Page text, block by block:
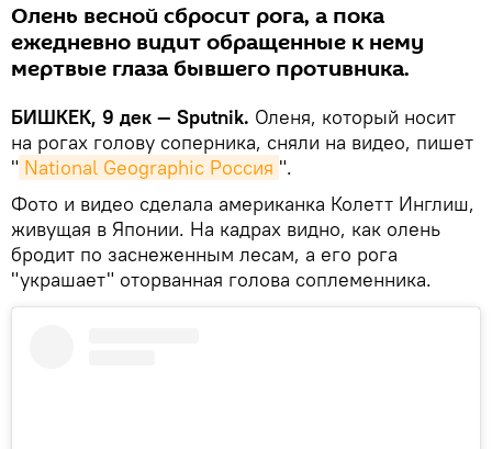
Олень весной сбросит рога, а пока
ежедневно видит обращенные к нему
мертвые глаза бывшего противника.
БИШКЕК, 9 дек — Sputnik. Оленя, который носит
на рогах голову соперника, сняли на видео, пишет
" National Geographic Россия ".
Фото и видео сделала американка Колетт Инглиш,
живущая в Японии. На кадрах видно, как олень
бродит по заснеженным лесам, а его рога
"украшает" оторванная голова соплеменника.